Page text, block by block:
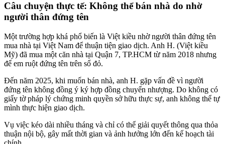
Câu chuyện thực tế: Không thể bán nhà do nhờ
người thân đứng tên
Một trường hợp khá phổ biến là Việt kiều nhờ người thân đứng tên
mua nhà tại Việt Nam để thuận tiện giao dịch. Anh H. (Việt kiều
Mỹ) đã mua một căn nhà tại Quận 7, TP.HCM từ năm 2018 nhưng
để em ruột đứng tên trên sổ đỏ.
Đến năm 2025, khi muốn bán nhà, anh H. gặp vấn đề vì người
đứng tên không đồng ý ký hợp đồng chuyển nhượng. Do không có
giấy tờ pháp lý chứng minh quyền sở hữu thực sự, anh không thể tự
mình thực hiện giao dịch.
Vụ việc kéo dài nhiều tháng và chỉ có thể giải quyết thông qua thỏa
thuận nội bộ, gây mất thời gian và ảnh hưởng lớn đến kế hoạch tài